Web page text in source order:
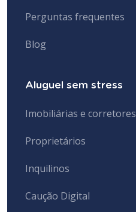
Perguntas frequentes
Blog
Aluguel sem stress
Imobiliárias e corretores
Proprietários
Inquilinos
Caução Digital